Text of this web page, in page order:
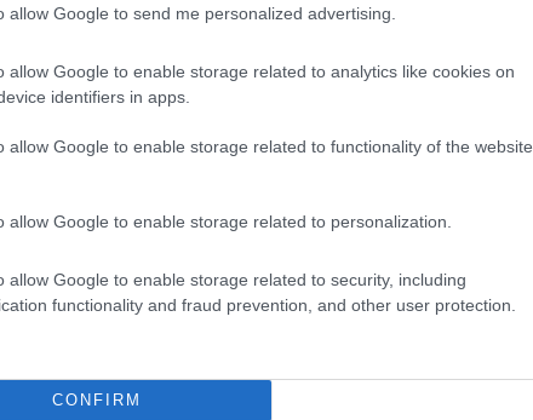
allow Google to send me personalized advertising.
allow Google to enable storage related to analytics like cookies on
identifiers in apps.
allow Google to enable storage related to functionality of the website
allow Google to enable storage related to personalization.
allow Google to enable storage related to security, including
functionality and fraud prevention, and other user protection.
CONFIRM
a usabilidade das plataformas de negociação são essenciais
avançadas de análise, sinais de negociação e materiais
negociação.
é vital, especialmente para traders menos experientes.
2024